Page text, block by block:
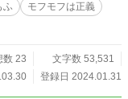
ふ
モフモフは正義
数 23
文字数 53,531
登録日 2024.01.31